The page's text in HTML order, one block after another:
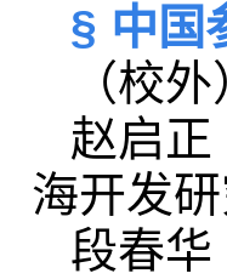
§ 中国
（校外
赵启
海开发
段春